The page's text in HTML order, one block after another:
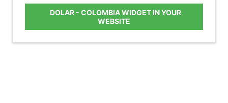
DOLAR - COLOMBIA WIDGET IN YOUR
WEBSITE